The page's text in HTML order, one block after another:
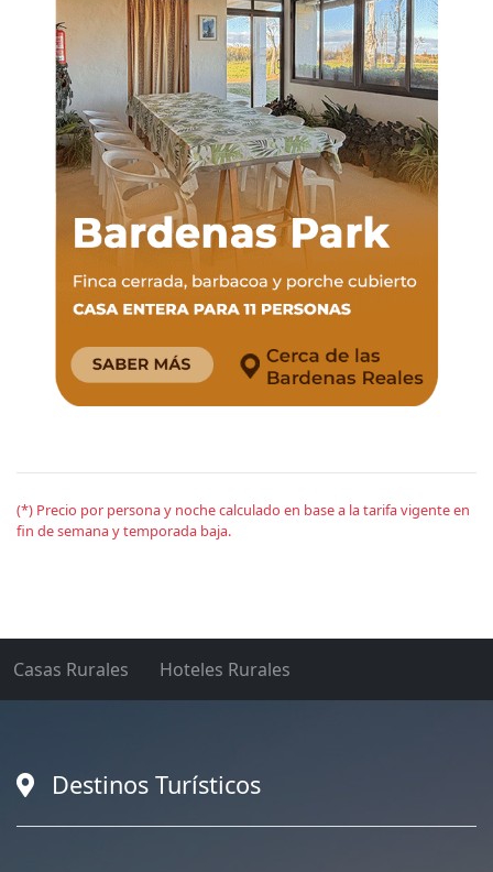
(*) Precio por persona y noche calculado en base a la tarifa vigente en
fin de semana y temporada baja.
Casas Rurales Hoteles Rurales
Destinos Turísticos